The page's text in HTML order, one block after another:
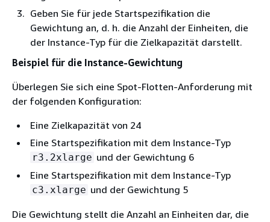
Geben Sie für jede Startspezifikation die
Gewichtung an, d. h. die Anzahl der Einheiten, die
der Instance-Typ für die Zielkapazität darstellt.
Beispiel für die Instance-Gewichtung
Überlegen Sie sich eine Spot-Flotten-Anforderung mit
der folgenden Konfiguration:
Eine Zielkapazität von 24
Eine Startspezifikation mit dem Instance-Typ
r3.2xlarge und der Gewichtung 6
Eine Startspezifikation mit dem Instance-Typ
c3.xlarge und der Gewichtung 5
Die Gewichtung stellt die Anzahl an Einheiten dar, die